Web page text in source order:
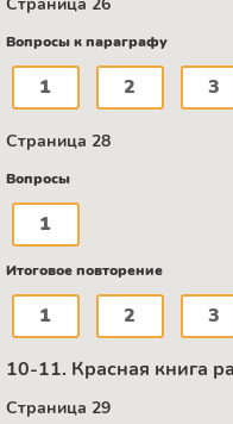
Вопросы к параграфу
1 2 3
Страница 28
Вопросы
1
Итоговое повторение
1 2 3
10-11. Красная книга
Страница 29